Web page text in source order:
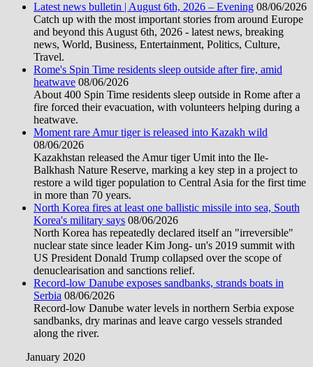
Latest news bulletin | August 6th, 2026 – Evening 08/06/2026
Catch up with the most important stories from around Europe
and beyond this August 6th, 2026 - latest news, breaking
news, World, Business, Entertainment, Politics, Culture,
Travel.
Rome's Spin Time residents sleep outside after fire, amid
heatwave 08/06/2026
About 400 Spin Time residents sleep outside in Rome after a
fire forced their evacuation, with volunteers helping during a
heatwave.
Moment rare Amur tiger is released into Kazakh wild
08/06/2026
Kazakhstan released the Amur tiger Umit into the Ile-
Balkhash Nature Reserve, marking a key step in a project to
restore a wild tiger population to Central Asia for the first time
in more than 70 years.
North Korea fires at least one ballistic missile into sea, South
Korea's military says 08/06/2026
North Korea has repeatedly declared itself an "irreversible"
nuclear state since leader Kim Jong- un's 2019 summit with
US President Donald Trump collapsed over the scope of
denuclearisation and sanctions relief.
Record-low Danube exposes sandbanks, strands boats in
Serbia 08/06/2026
Record-low Danube water levels in northern Serbia expose
sandbanks, dry marinas and leave cargo vessels stranded
along the river.
January 2020